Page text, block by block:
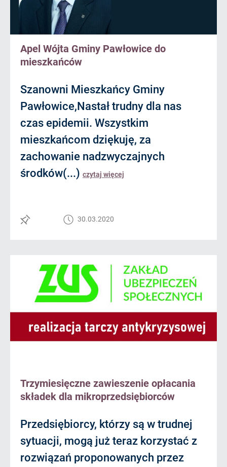
Apel Wójta Gminy Pawłowice do
mieszkańców
Szanowni Mieszkańcy Gminy
Pawłowice,Nastał trudny dla nas
czas epidemii. Wszystkim
mieszkańcom dziękuję, za
zachowanie nadzwyczajnych
środków(...) czytaj więcej
30.03.2020
Trzymiesięczne zawieszenie opłacania
składek dla mikroprzedsiębiorców
Przedsiębiorcy, którzy są w trudnej
sytuacji, mogą już teraz korzystać z
rozwiązań proponowanych przez